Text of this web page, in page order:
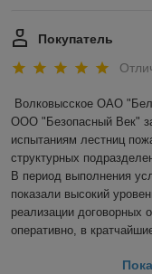
Покупатель
Волковысское ОАО
ООО "Безопасный Век"
испытаниям лестниц
структурных
В период выполнения
показали высокий
реализации договорных
оперативно, в